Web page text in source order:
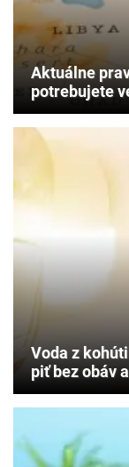
Aktuálne
potrebujete
Voda z
piť bez obáv